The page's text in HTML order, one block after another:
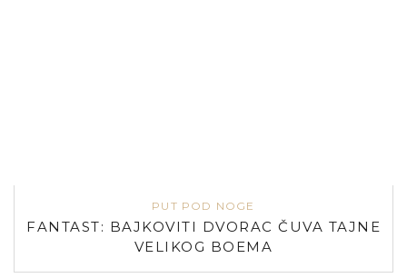
PUT POD NOGE
FANTAST: BAJKOVITI DVORAC ČUVA TAJNE
VELIKOG BOEMA